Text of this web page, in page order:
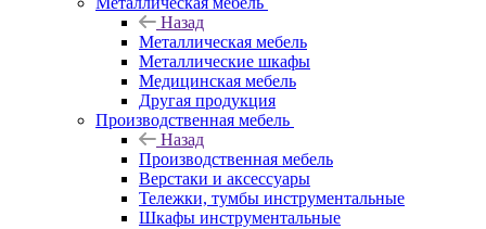
Назад
Металлическая мебель
Металлические шкафы
Медицинская мебель
Другая продукция
Производственная мебель
Назад
Производственная мебель
Верстаки и аксессуары
Тележки, тумбы инструментальные
Шкафы инструментальные